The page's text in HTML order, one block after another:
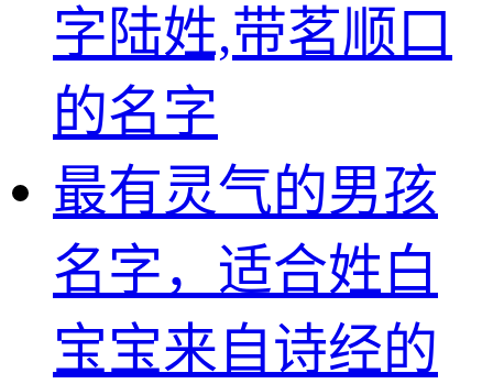
字陆姓,带茗顺口
的名字
最有灵气的男孩
名字，适合姓白
宝宝来自诗经的